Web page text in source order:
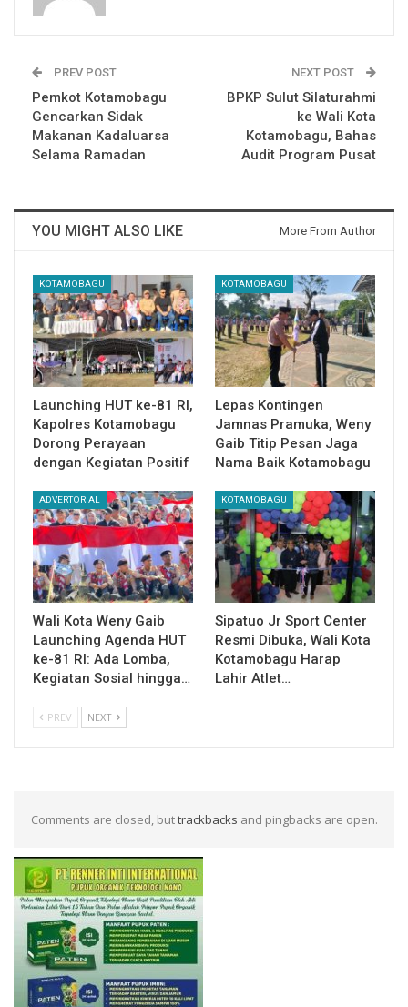
PREV POST
Pemkot Kotamobagu
Gencarkan Sidak
Makanan Kadaluarsa
Selama Ramadan
NEXT POST
BPKP Sulut Silaturahmi
ke Wali Kota
Kotamobagu, Bahas
Audit Program Pusat
YOU MIGHT ALSO LIKE More From Author
KOTAMOBAGU
Launching HUT ke-81 RI,
Kapolres Kotamobagu
Dorong Perayaan
dengan Kegiatan Positif
KOTAMOBAGU
Lepas Kontingen
Jamnas Pramuka, Weny
Gaib Titip Pesan Jaga
Nama Baik Kotamobagu
ADVERTORIAL
Wali Kota Weny Gaib
Launching Agenda HUT
ke-81 RI: Ada Lomba,
Kegiatan Sosial hingga…
KOTAMOBAGU
Sipatuo Jr Sport Center
Resmi Dibuka, Wali Kota
Kotamobagu Harap
Lahir Atlet…
PREV NEXT
Comments are closed, buttrackbacks and pingbacks are open.